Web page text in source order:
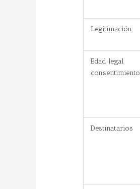
Legitimación
Edad legal
consentimiento
Destinatarios